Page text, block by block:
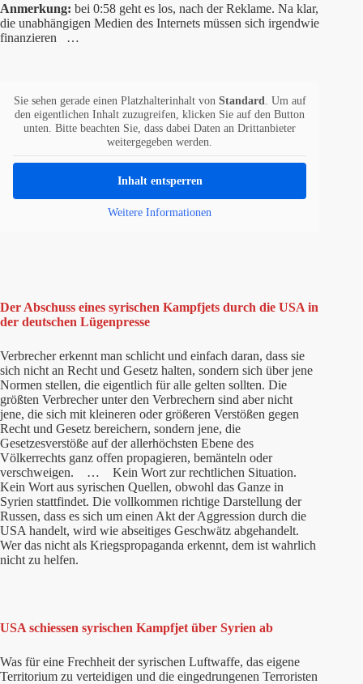
Anmerkung: bei 0:58 geht es los, nach der Reklame. Na klar,
die unabhängigen Medien des Internets müssen sich irgendwie
finanzieren …
Sie sehen gerade einen Platzhalterinhalt von Standard
. Um auf
den eigentlichen Inhalt zuzugreifen, klicken Sie auf den Button
unten. Bitte beachten Sie, dass dabei Daten an Drittanbieter
weitergegeben werden.
Inhalt entsperren
Weitere Informationen
Der Abschuss eines syrischen Kampfjets durch die USA in
der deutschen Lügenpresse
Verbrecher erkennt man schlicht und einfach daran, dass sie
sich nicht an Recht und Gesetz halten, sondern sich über jene
Normen stellen, die eigentlich für alle gelten sollten. Die
größten Verbrecher unter den Verbrechern sind aber nicht
jene, die sich mit kleineren oder größeren Verstößen gegen
Recht und Gesetz bereichern, sondern jene, die
Gesetzesverstöße auf der allerhöchsten Ebene des
Völkerrechts ganz offen propagieren, bemänteln oder
verschweigen. … Kein Wort zur rechtlichen Situation.
Kein Wort aus syrischen Quellen, obwohl das Ganze in
Syrien stattfindet. Die vollkommen richtige Darstellung der
Russen, dass es sich um einen Akt der Aggression durch die
USA handelt, wird wie abseitiges Geschwätz abgehandelt.
Wer das nicht als Kriegspropaganda erkennt, dem ist wahrlich
nicht zu helfen.
USA schiessen syrischen Kampfjet über Syrien ab
Was für eine Frechheit der syrischen Luftwaffe, das eigene
Territorium zu verteidigen und die eingedrungenen Terroristen